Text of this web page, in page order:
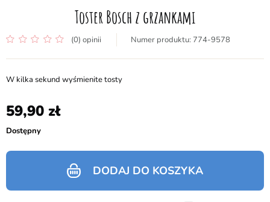
Toster Bosch z grzankami
(0) opinii 774-9578
W kilka sekund wyśmienite tosty
59,90
Dostępny
DODAJ DO KOSZYKA